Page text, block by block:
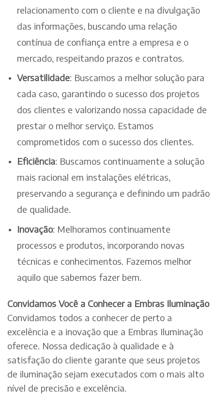
relacionamento com o cliente e na divulgação
das informações, buscando uma relação
contínua de confiança entre a empresa e o
mercado, respeitando prazos e contratos.
Versatilidade: Buscamos a melhor solução para
cada caso, garantindo o sucesso dos projetos
dos clientes e valorizando nossa capacidade de
prestar o melhor serviço. Estamos
comprometidos com o sucesso dos clientes.
Eficiência: Buscamos continuamente a solução
mais racional em instalações elétricas,
preservando a segurança e definindo um padrão
de qualidade.
Inovação: Melhoramos continuamente
processos e produtos, incorporando novas
técnicas e conhecimentos. Fazemos melhor
aquilo que sabemos fazer bem.
Convidamos Você a Conhecer a Embras Iluminação
Convidamos todos a conhecer de perto a
excelência e a inovação que a Embras Iluminação
oferece. Nossa dedicação à qualidade e à
satisfação do cliente garante que seus projetos
de iluminação sejam executados com o mais alto
nível de precisão e excelência.